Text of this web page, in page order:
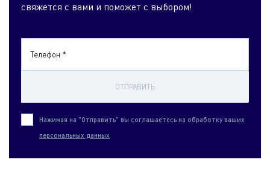
свяжется с вами и поможет с выбором!
Телефон *
ОТПРАВИТЬ
Нажимая на "Отправить" вы соглашаетесь на обработку ваших
персональных данных